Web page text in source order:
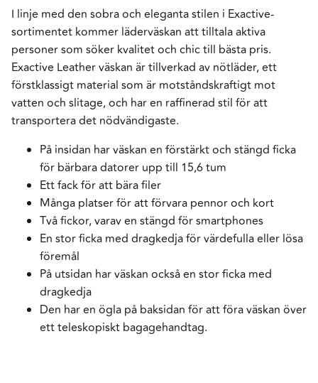
I linje med den sobra och eleganta stilen i Exactive-
sortimentet kommer läderväskan att tilltala aktiva
personer som söker kvalitet och chic till bästa pris.
Exactive Leather väskan är tillverkad av nötläder, ett
förstklassigt material som är motståndskraftigt mot
vatten och slitage, och har en raffinerad stil för att
transportera det nödvändigaste.
På insidan har väskan en förstärkt och stängd ficka
för bärbara datorer upp till 15,6 tum
Ett fack för att bära filer
Många platser för att förvara pennor och kort
Två fickor, varav en stängd för smartphones
En stor ficka med dragkedja för värdefulla eller lösa
föremål
På utsidan har väskan också en stor ficka med
dragkedja
Den har en ögla på baksidan för att föra väskan över
ett teleskopiskt bagagehandtag.